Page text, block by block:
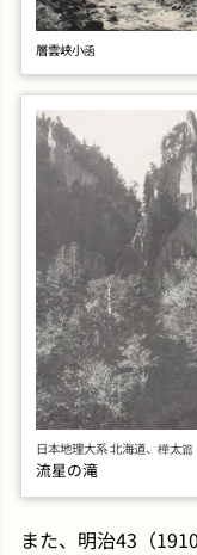
層雲峡小函
日本地理大系 北海道、樺太篇
流星の滝
また、明治43（